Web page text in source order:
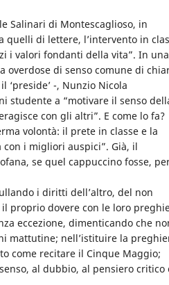
Salinari di Montescaglioso, in
quelli di lettere, l’intervento in
i valori fondanti della vita”. In una
di senso comune di
-, Nunzio Nicola
studente a “motivare il senso
con gli altri”. E come lo fa?
volontà: il prete in classe e la
i migliori auspici”. Già, il
se quel cappuccino fosse,
i diritti dell’altro, del non
proprio dovere con le loro
eccezione, dimenticando che
mattutine; nell’istituire la
come recitare il Cinque Maggio;
al dubbio, al pensiero critico